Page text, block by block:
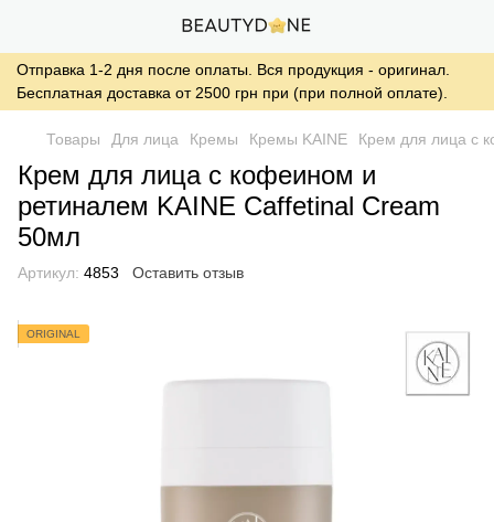
Отправка 1-2 дня после оплаты. Вся продукция - оригинал.
Бесплатная доставка от 2500 грн при (при полной оплате).
Товары Для лица Кремы Кремы KAINE Крем для лица с
Крем для лица с кофеином и
ретиналем KAINE Caffetinal Cream
50мл
Артикул: 4853 Оставить отзыв
ORIGINAL